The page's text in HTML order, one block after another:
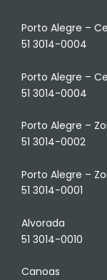
Porto Alegre –
51 3014-0004
Porto Alegre –
51 3014-0004
Porto Alegre –
51 3014-0002
Porto Alegre –
51 3014-0001
Alvorada
51 3014-0010
Canoas